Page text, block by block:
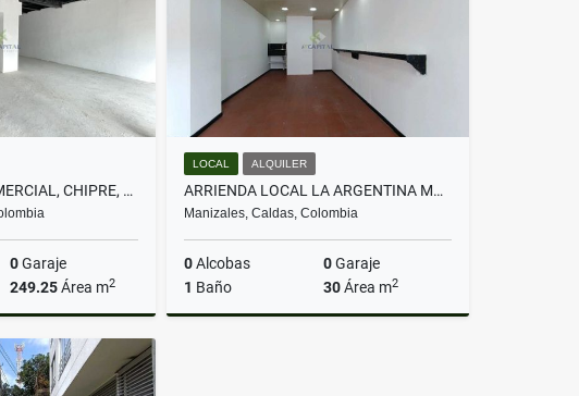
VENTA LOCAL COMERCIAL, CHIPRE, MANIZALES
0Garaje
249.25Área m2
Venta
LOCAL ALQUILER
ARRIENDA LOCAL LA ARGENTINA MANIZALES
Manizales, Caldas, Colombia
0Alcobas 0Garaje
1 Baño 30Área m2